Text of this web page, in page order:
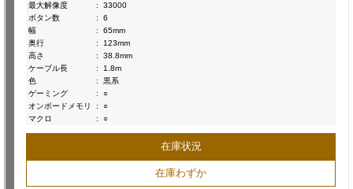
最大解像度
:
33000
ボタン数
:
6
幅
:
65mm
奥行
:
123mm
高さ
:
38.8mm
ケーブル長
:
1.8m
色
:
黒系
ゲーミング
:
○
オンボードメモリ
:
○
マクロ
: ○
在庫状況
在庫わずか